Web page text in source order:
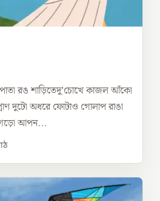
রঙ শাড়িতেদু’চোখে কাজল আঁকো
দুটো অধরে ফোটাও গোলাপ রাঙা
গড়ো আপন...